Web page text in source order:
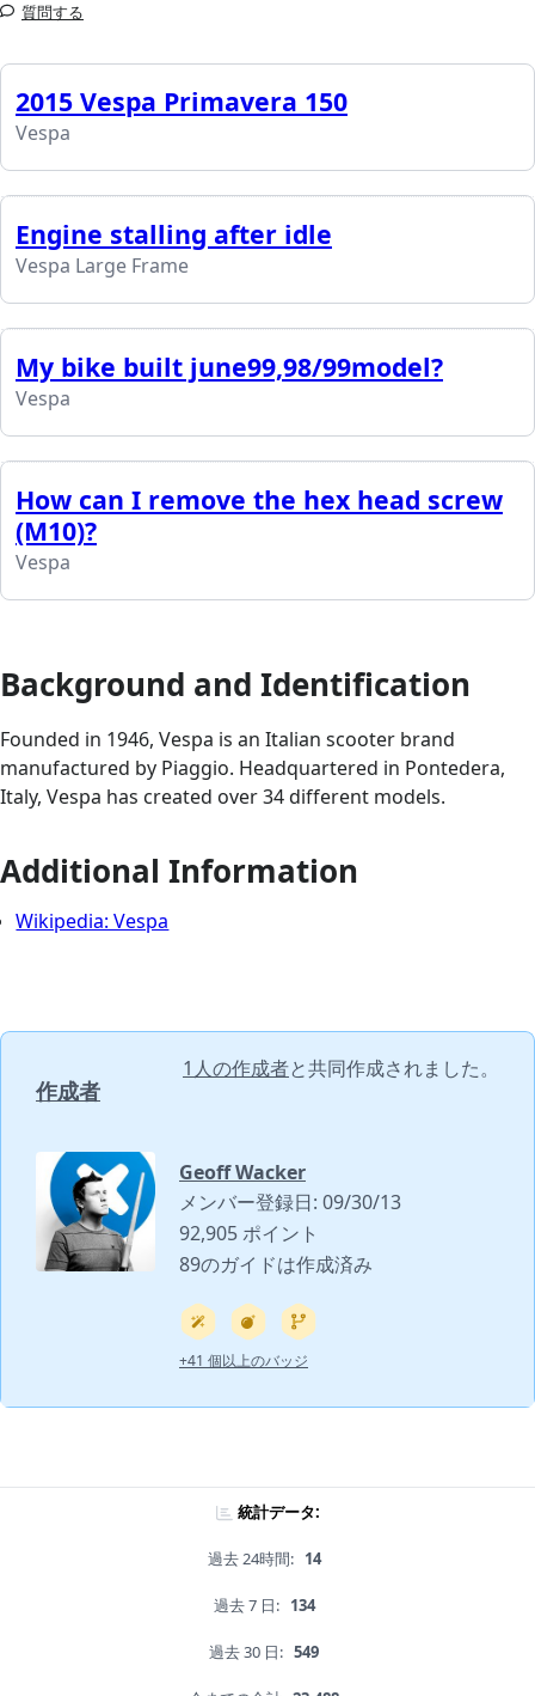
質問する
2015 Vespa Primavera 150
Vespa
Engine stalling after idle
Vespa Large Frame
My bike built june99,98/99model?
Vespa
How can I remove the hex head screw
(M10)?
Vespa
Background and Identification
Founded in 1946, Vespa is an Italian scooter brand
manufactured by Piaggio. Headquartered in Pontedera,
Italy, Vespa has created over 34 different models.
Additional Information
Wikipedia: Vespa
作成者
1人の作成者と共同作成されました。
Geoff Wacker
メンバー登録日: 09/30/13
92,905 ポイント
89のガイドは作成済み
+41 個以上のバッジ
統計データ:
過去 24時間: 14
過去 7 日: 134
過去 30 日: 549